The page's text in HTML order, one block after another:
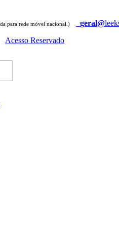
para rede móvel nacional.) geral@
Acesso Reservado